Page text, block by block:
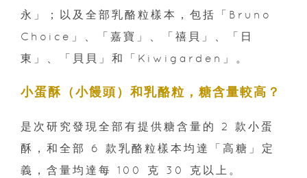
永」；以及全部乳酪粒樣本，包括「Bruno
Choice」、「嘉寶」、「禧貝」、「日
東」、「貝貝」和「Kiwigarden」。
小蛋酥（小饅頭）和乳酪粒，糖含量較高？
是次研究發現全部有提供糖含量的 2 款小蛋
酥，和全部 6 款乳酪粒樣本均達「高糖」定
義，含量均達每 100 克 30 克以上。